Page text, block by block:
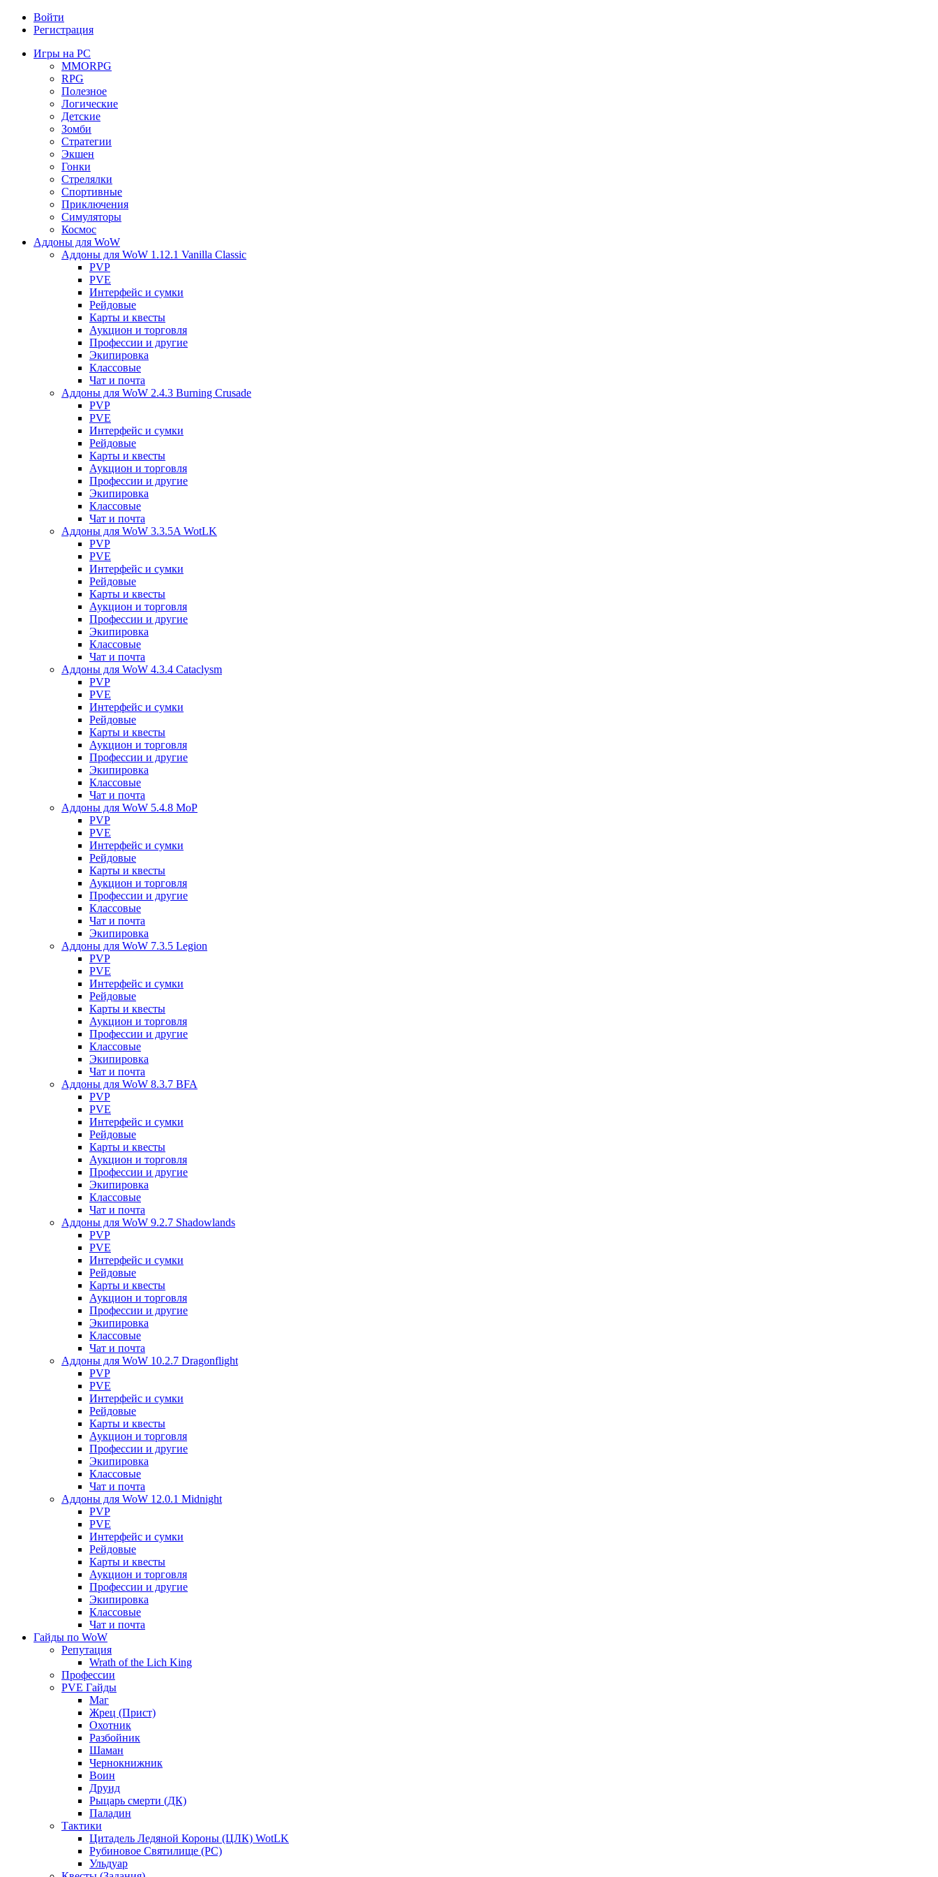
Войти
Регистрация
Игры на PC
MMORPG
RPG
Полезное
Логические
Детские
Зомби
Стратегии
Экшен
Гонки
Стрелялки
Спортивные
Приключения
Симуляторы
Космос
Аддоны для WoW
Аддоны для WoW 1.12.1 Vanilla Classic
PVP
PVE
Интерфейс и сумки
Рейдовые
Карты и квесты
Аукцион и торговля
Профессии и другие
Экипировка
Классовые
Чат и почта
Аддоны для WoW 2.4.3 Burning Crusade
PVP
PVE
Интерфейс и сумки
Рейдовые
Карты и квесты
Аукцион и торговля
Профессии и другие
Экипировка
Классовые
Чат и почта
Аддоны для WoW 3.3.5A WotLK
PVP
PVE
Интерфейс и сумки
Рейдовые
Карты и квесты
Аукцион и торговля
Профессии и другие
Экипировка
Классовые
Чат и почта
Аддоны для WoW 4.3.4 Cataclysm
PVP
PVE
Интерфейс и сумки
Рейдовые
Карты и квесты
Аукцион и торговля
Профессии и другие
Экипировка
Классовые
Чат и почта
Аддоны для WoW 5.4.8 MoP
PVP
PVE
Интерфейс и сумки
Рейдовые
Карты и квесты
Аукцион и торговля
Профессии и другие
Классовые
Чат и почта
Экипировка
Аддоны для WoW 7.3.5 Legion
PVP
PVE
Интерфейс и сумки
Рейдовые
Карты и квесты
Аукцион и торговля
Профессии и другие
Классовые
Экипировка
Чат и почта
Аддоны для WoW 8.3.7 BFA
PVP
PVE
Интерфейс и сумки
Рейдовые
Карты и квесты
Аукцион и торговля
Профессии и другие
Экипировка
Классовые
Чат и почта
Аддоны для WoW 9.2.7 Shadowlands
PVP
PVE
Интерфейс и сумки
Рейдовые
Карты и квесты
Аукцион и торговля
Профессии и другие
Экипировка
Классовые
Чат и почта
Аддоны для WoW 10.2.7 Dragonflight
PVP
PVE
Интерфейс и сумки
Рейдовые
Карты и квесты
Аукцион и торговля
Профессии и другие
Экипировка
Классовые
Чат и почта
Аддоны для WoW 12.0.1 Midnight
PVP
PVE
Интерфейс и сумки
Рейдовые
Карты и квесты
Аукцион и торговля
Профессии и другие
Экипировка
Классовые
Чат и почта
Гайды по WoW
Репутация
Wrath of the Lich King
Профессии
PVE Гайды
Маг
Жрец (Прист)
Охотник
Разбойник
Шаман
Чернокнижник
Воин
Друид
Рыцарь смерти (ДК)
Паладин
Тактики
Цитадель Ледяной Короны (ЦЛК) WotLK
Рубиновое Святилище (РС)
Ульдуар